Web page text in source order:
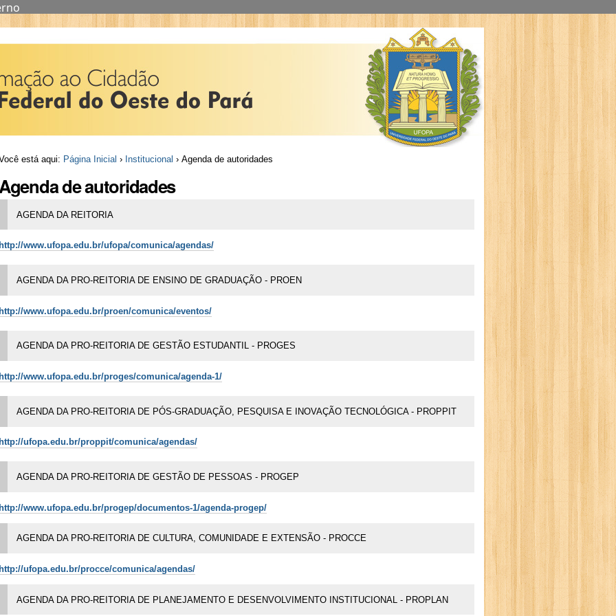
está aqui: Página Inicial › Institucional › Agenda de autoridades
de autoridades
AGENDA DA REITORIA
http://www.ufopa.edu.br/ufopa/comunica/agendas/
AGENDA DA PRO-REITORIA DE ENSINO DE GRADUAÇÃO - PROEN
http://www.ufopa.edu.br/proen/comunica/eventos/
AGENDA DA PRO-REITORIA DE GESTÃO ESTUDANTIL - PROGES
http://www.ufopa.edu.br/proges/comunica/agenda-1/
AGENDA DA PRO-REITORIA DE PÓS-GRADUAÇÃO, PESQUISA E INOVAÇÃO TECNOLÓGICA - PROPPIT
http://ufopa.edu.br/proppit/comunica/agendas/
AGENDA DA PRO-REITORIA DE GESTÃO DE PESSOAS - PROGEP
http://www.ufopa.edu.br/progep/documentos-1/agenda-progep/
AGENDA DA PRO-REITORIA DE CULTURA, COMUNIDADE E EXTENSÃO - PROCCE
http://ufopa.edu.br/procce/comunica/agendas/
AGENDA DA PRO-REITORIA DE PLANEJAMENTO E DESENVOLVIMENTO INSTITUCIONAL - PROPLAN